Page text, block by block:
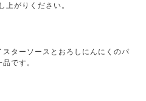
上がりください。
ターソースとおろしにんにくのパ
です。